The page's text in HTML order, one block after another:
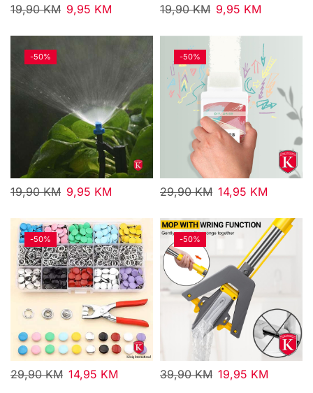
19,90KM 9,95 KM 19,90KM 9,95 KM
-50%
19,90KM 9,95 KM
-50%
29,90KM 14,95 KM
-50%
29,90KM 14,95 KM
-50%
39,90KM 19,95 KM